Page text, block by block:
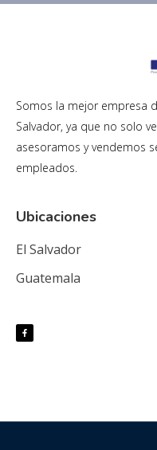
Somos la mejor empresa
Salvador, ya que no solo
asesoramos y vendemos
empleados.
Ubicaciones
El Salvador
Guatemala